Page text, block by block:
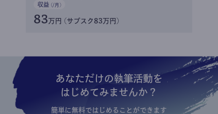
収益 (/月)
83万円 (サブスク83万円)
あなただけの執筆活動を
はじめてみませんか？
簡単に無料ではじめることができます